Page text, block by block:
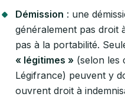
Démission : une
généralement pas droit
pas à la portabilité.
« légitimes » (selon les
Légifrance) peuvent y
ouvrent droit à